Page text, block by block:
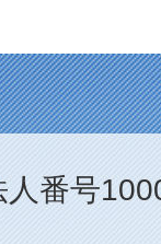
人番号